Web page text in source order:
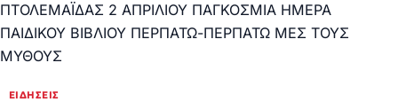
ΠΤΟΛΕΜΑΪΔΑΣ 2 ΑΠΡΙΛΙΟΥ ΠΑΓΚΟΣΜΙΑ ΗΜΕΡΑ
ΠΑΙΔΙΚΟΥ ΒΙΒΛΙΟΥ ΠΕΡΠΑΤΩ-ΠΕΡΠΑΤΩ ΜΕΣ ΤΟΥΣ
ΜΥΘΟΥΣ
ΕΙΔΉΣΕΙΣ